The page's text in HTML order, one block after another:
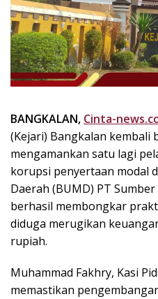
k
i
n
i
,
P
n
I
n
s
p
i
r
s
BANGKALAN, Cinta-
(Kejari) Bangkalan kembali
mengamankan satu lagi
korupsi penyertaan modal
Daerah (BUMD) PT
berhasil membongkar
diduga merugikan
rupiah.
Muhammad Fakhry, Kasi
memastikan